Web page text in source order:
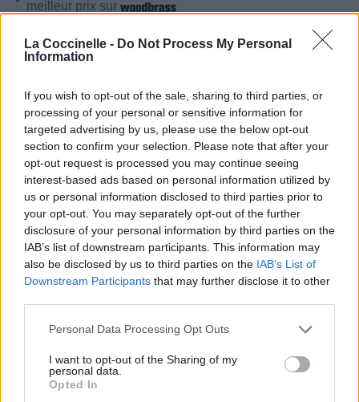
La Coccinelle - Do Not Process My Personal
Information
If you wish to opt-out of the sale, sharing to third parties, or
processing of your personal or sensitive information for
targeted advertising by us, please use the below opt-out
section to confirm your selection. Please note that after your
opt-out request is processed you may continue seeing
interest-based ads based on personal information utilized by
us or personal information disclosed to third parties prior to
your opt-out. You may separately opt-out of the further
disclosure of your personal information by third parties on the
IAB’s list of downstream participants. This information may
also be disclosed by us to third parties on the IAB’s List of
Downstream Participants that may further disclose it to other
Personal Data Processing Opt Outs
I want to opt-out of the Sharing of my
personal data.
Opted In
meilleur prix sur
Paroles + Traduction
Paroles + Traduction Téléchargement
Vidéos
Commentaires
Dire «merci» pour cette traduction Corriger une erreur